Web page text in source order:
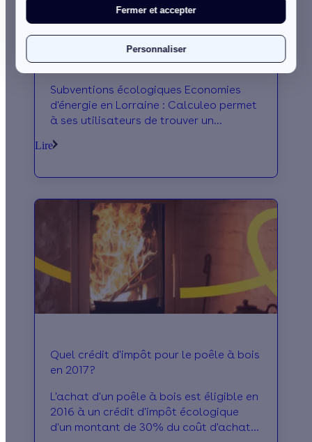
Fermer et accepter
Personnaliser
Crédit d'impôt et aides de l'Anah pour
vos éco-travaux en Lorraine
Subventions écologiques Economies
d'énergie en Lorraine : Calculeo permet
à ses utilisateurs de trouver un
projets Economies
Lire
Quel crédit d'impôt pour le poêle à bois
en 2017?
L'achat d'un poêle à bois est éligible en
2016 à un crédit d'impôt écologique
d'un montant de 30% du coût d'achat